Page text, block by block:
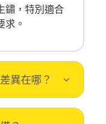
鏽，特別適合
求。
異在哪？